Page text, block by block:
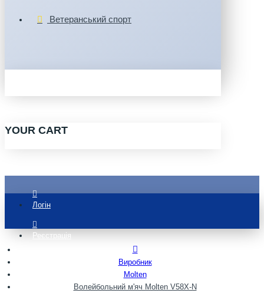
Ветеранський спорт
YOUR CART
Логін
Реєстрація
Виробник
Molten
Волейбольний м'яч Molten V58X-N